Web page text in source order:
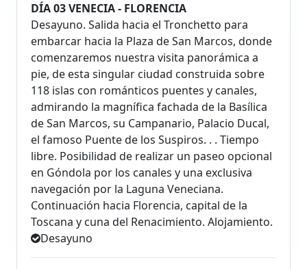
DÍA 03 VENECIA - FLORENCIA
Desayuno. Salida hacia el Tronchetto para
embarcar hacia la Plaza de San Marcos, donde
comenzaremos nuestra visita panorámica a
pie, de esta singular ciudad construida sobre
118 islas con románticos puentes y canales,
admirando la magnífica fachada de la Basílica
de San Marcos, su Campanario, Palacio Ducal,
el famoso Puente de los Suspiros. . . Tiempo
libre. Posibilidad de realizar un paseo opcional
en Góndola por los canales y una exclusiva
navegación por la Laguna Veneciana.
Continuación hacia Florencia, capital de la
Toscana y cuna del Renacimiento. Alojamiento.
Desayuno